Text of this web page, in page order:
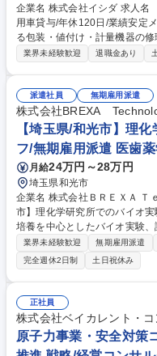
企業名 株式会社イシダ 求人名 【★】『フィールドエンジニア＠長野』社
用車貸与/年休120日/業績安定メーカー 仕事の内容 流通小
る包装・値付け・計量機器の
営と商品の安定供給という重
い、部品交換等を通じて迅速
店舗の改装や新店オープンに
タッフへ使用方法を丁寧に指
然に防ぐため、定期的な動作
供給を裏側から支援します。 募集職種 【★】『フィールドエンジニア＠
長野』社用車貸与/年休120日/
業界未経験歓迎 退職金あり
派遣社員 無期雇用派遣
株式会社BREXA
【埼玉県/和光市】理
フ/無期雇用派遣 医歯
月給24万円～28万円
埼玉県和光市
企業名 株式会社ＢＲＥＸＡ Ｔｅｃｈｎｏｌ
市】理化学研究所でのバイオ実験スタ
培養を中心としたバイオ実験
析および試薬開発・品質管理
務（維持・継代・品質管理） ■培地・試料・試薬の調製および管理 ■PC
R、電気泳動、免疫染色を用い
よるデータ取得および評価 ■
製造補助およびユーザーサポー
集職種 【埼玉県/和光市】理化
派遣
業界未経験歓迎 無期雇用派遣
完全週休2日制
土日祝休み
正社員
株式会社ベイカレント・
原子力事業・安全対策